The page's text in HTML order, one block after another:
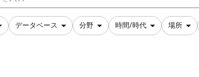
データベース 分野 時間/時代 場所